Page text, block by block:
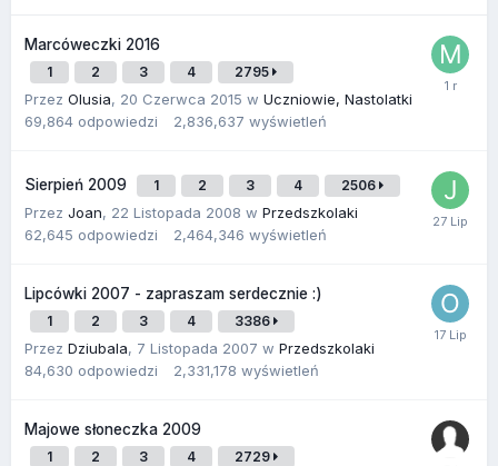
Marcóweczki 2016
1 2 3 4 2795
Przez Olusia, 20 Czerwca 2015 w Uczniowie, Nastolatki
69,864 odpowiedzi 2,836,637 wyświetleń
Sierpień 2009 1 2 3 4 2506
Przez Joan, 22 Listopada 2008 w Przedszkolaki
62,645 odpowiedzi 2,464,346 wyświetleń
Lipcówki 2007 - zapraszam serdecznie :)
1 2 3 4 3386
Przez Dziubala, 7 Listopada 2007 w Przedszkolaki
84,630 odpowiedzi 2,331,178 wyświetleń
Majowe słoneczka 2009
1 2 3 4 2729